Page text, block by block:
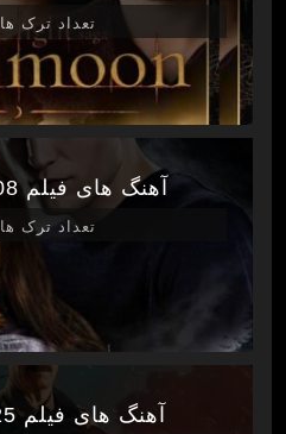
تعداد ترک ها 16
آهنگ های فیلم Twilight 2008
تعداد ترک ها 12
آهنگ های فیلم Normal 2025